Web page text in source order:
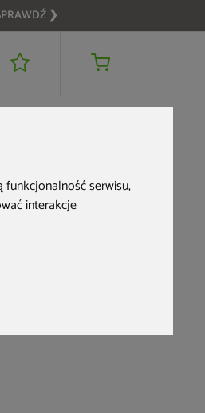
serwisu,
interakcje
❯
DODAJ DO KOSZYKA